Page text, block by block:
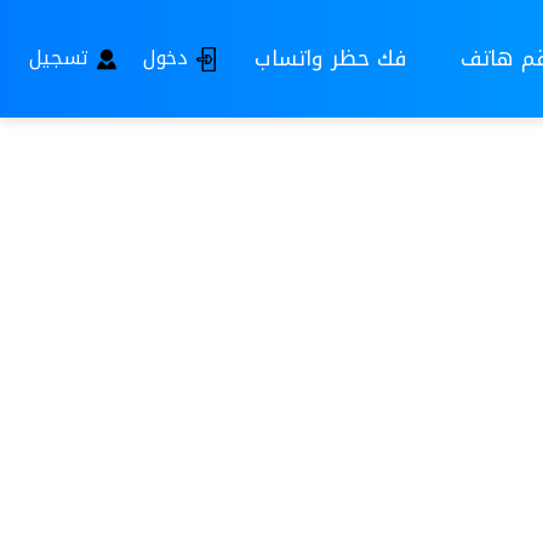
هاتف فك حظر واتساب دخول تسجيل